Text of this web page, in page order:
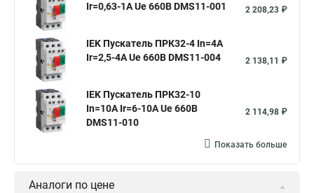
Ir=0,63-1A Ue 660В DMS11-001
2 208,23 ₽
IEK Пускатель ПРК32-4 In=4A
Ir=2,5-4A Ue 660В DMS11-004
2 138,11 ₽
IEK Пускатель ПРК32-10
In=10A Ir=6-10A Ue 660В
DMS11-010
2 114,98 ₽
Показать больше
Аналоги по цене